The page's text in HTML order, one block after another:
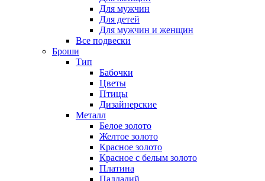
Для мужчин
Для детей
Для мужчин и женщин
Все подвески
Броши
Тип
Бабочки
Цветы
Птицы
Дизайнерские
Металл
Белое золото
Желтое золото
Красное золото
Красное с белым золото
Платина
Палладий